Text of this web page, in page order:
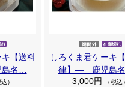
【送料
名…
）
しろくま君ケーキ
律】― 鹿児島名
3,000円
（税込）